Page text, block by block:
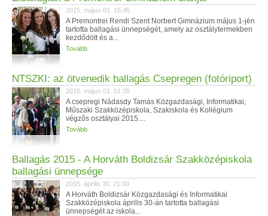
2015. május 01. 15:45
A Premontrei Rendi Szent Norbert Gimnázium május 1-jén
tartotta ballagási ünnepségét, amely az osztálytermekben
kezdődött és a...
Tovább
NTSZKI: az ötvenedik ballagás Csepregen (fotóriport)
2015. május 01. 01:35
A csepregi Nádasdy Tamás Közgazdasági, Informatikai,
Műszaki Szakközépiskola, Szakiskola és Kollégium
végzős osztályai 2015....
Tovább
Ballagás 2015 - A Horváth Boldizsár Szakközépiskola
ballagási ünnepsége
2015. április 30. 21:00
A Horváth Boldizsár Közgazdasági és Informatikai
Szakközépiskola április 30-án tartotta ballagási
ünnepségét az iskola...